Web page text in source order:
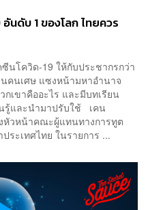
นดับ 1 ของโลก ไทยควร
นโควิด-19 ให้กับประชากรกว่า
คนเศษ แซงหน้ามหาอำนาจ
เขาคืออะไร และมีบทเรียน
นรู้และนำมาปรับใช้ เคน
หัวหน้าคณะผู้แทนทางการทูต
ระเทศไทย ในรายการ ...